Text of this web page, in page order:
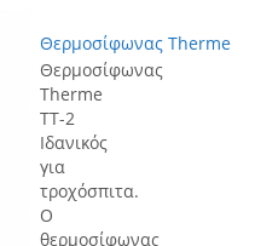
Θερμοσίφωνας Τherme
Θερμοσίφωνας
Therme
ΤΤ-2
Ιδανικός
για
τροχόσπιτα.
Ο
θερμοσίφωνας